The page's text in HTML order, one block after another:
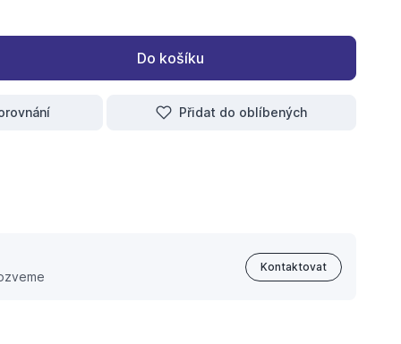
Do košíku
Přidat do oblíbených
Kontaktovat